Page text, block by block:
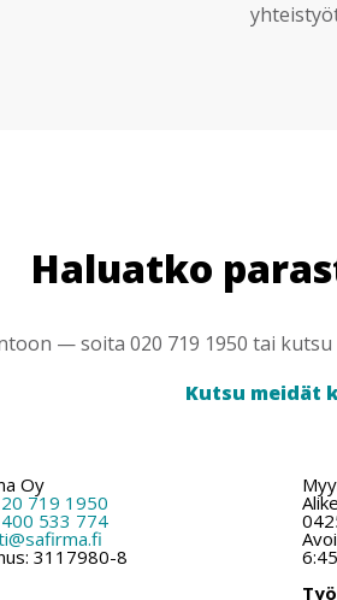
Haluatko
— soita 020 719 1950 tai
Kutsu meidät
Oy
719 1950
533 774
3117980-8